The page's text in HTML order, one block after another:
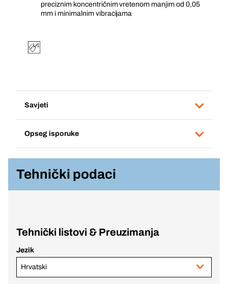
preciznim koncentričnim vretenom manjim od 0,05
mm i minimalnim vibracijama
Savjeti
Opseg isporuke
Tehnički podaci
Tehnički listovi & Preuzimanja
Jezik
Hrvatski